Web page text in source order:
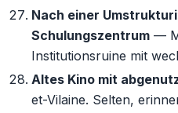
Nach einer
Schulungszentrum —
Institutionsruine mit
Altes Kino mit
et-Vilaine. Selten,